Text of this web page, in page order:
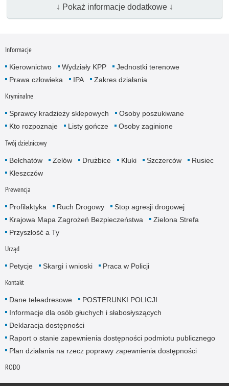
↓ Pokaż informacje dodatkowe ↓
Informacje
Kierownictwo Wydziały KPP
Jednostki terenowe
Prawa człowieka
IPA Zakres działania
Kryminalne
Sprawcy kradzieży sklepowych
Osoby poszukiwane
Kto rozpoznaje
Listy gończe Osoby zaginione
Twój dzielnicowy
Bełchatów Zelów Drużbice Kluki Szczerców
Rusiec
Kleszczów
Prewencja
Profilaktyka Ruch Drogowy
Stop agresji drogowej
Krajowa Mapa Zagrożeń Bezpieczeństwa
Zielona Strefa
Przyszłość a Ty
Urząd
Petycje Skargi i wnioski Praca w Policji
Kontakt
Dane teleadresowe
POSTERUNKI POLICJI
Informacje dla osób głuchych i słabosłyszących
Deklaracja dostępności
Raport o stanie zapewnienia dostępności podmiotu publicznego
Plan działania na rzecz poprawy zapewnienia dostępności
RODO